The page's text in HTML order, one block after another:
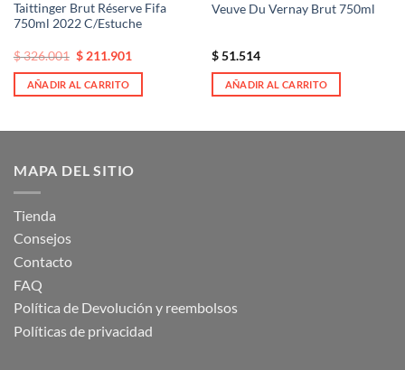
Taittinger Brut Réserve Fifa
750ml 2022 C/Estuche
El
precio
original
era:
$326.001 El
actual
es:
$211.901
AÑADIR AL CARRITO
Veuve Du Vernay Brut 750ml
$51.514
AÑADIR AL CARRITO
MAPA DEL SITIO
Tienda
Consejos
Contacto
FAQ
Política de Devolución y reembolsos
Políticas de privacidad